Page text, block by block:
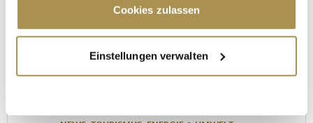
Trigger Symbol ändern oder widerrufen
Informationen über Ihre geografische Lage
erfassen, welche bis auf einige Meter genau sein
Cookies zulassen
Einstellungen verwalten
MEISTGELESEN